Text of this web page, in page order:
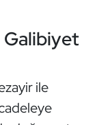
Galibiyet
ile